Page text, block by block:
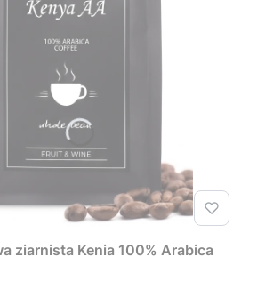
ziarnista Kenia 100% Arabica